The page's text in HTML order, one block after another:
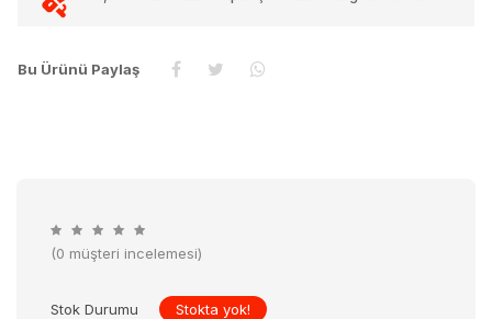
Bu Ürünü Paylaş
(0 müşteri incelemesi)
Stok Durumu Stokta yok!